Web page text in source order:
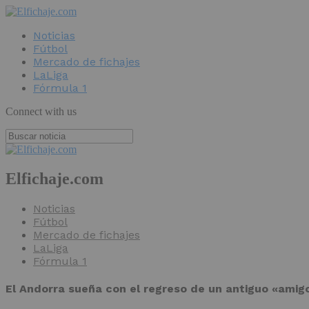
Noticias
Fútbol
Mercado de fichajes
LaLiga
Fórmula 1
Connect with us
Elfichaje.com
Noticias
Fútbol
Mercado de fichajes
LaLiga
Fórmula 1
El Andorra sueña con el regreso de un antiguo